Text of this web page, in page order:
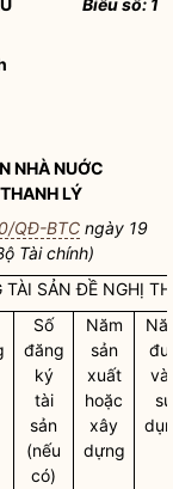
Biểu số: 1
NHÀ NUỚC
LÝ
QĐ-BTCngày 19
Tài chính)
TÀI SẢN ĐỀ NGHỊ
Số
đăng
ký
tài
sản
(nếu
có)
Năm
sản
xuất
hoặc
xây
dựng
sử